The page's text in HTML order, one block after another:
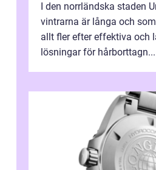
I den norrländska staden
vintrarna är långa och
allt fler efter effektiva och
lösningar för hårborttagn...